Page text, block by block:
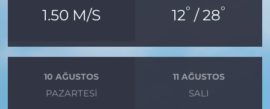
1.50 M/S 12° / 28°
10 AĞUSTOS
PAZARTESI
11 AĞUSTOS
SALI